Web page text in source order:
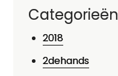
Categorieën
2018
2dehands